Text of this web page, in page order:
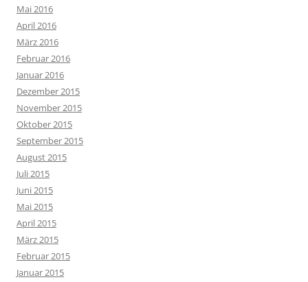
Mai 2016
April 2016
März 2016
Februar 2016
Januar 2016
Dezember 2015
November 2015
Oktober 2015
September 2015
August 2015
Juli 2015
Juni 2015
Mai 2015
April 2015
März 2015
Februar 2015
Januar 2015